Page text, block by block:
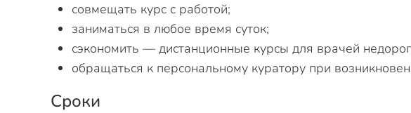
совмещать курс с работой;
заниматься в любое время суток;
сэкономить — дистанционные курсы для врачей
обращаться к персональному куратору при
Сроки